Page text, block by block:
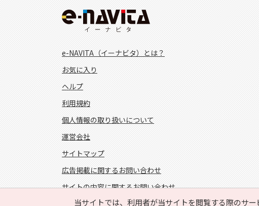
当サイトでは、利用者が当サイトを閲覧する際のサ
e-NAVITA（イーナビタ）とは？
お気に入り
ヘルプ
利用規約
個人情報の取り扱いについて
運営会社
サイトマップ
広告掲載に関するお問い合わせ
サイトの内容に関するお問い合わせ